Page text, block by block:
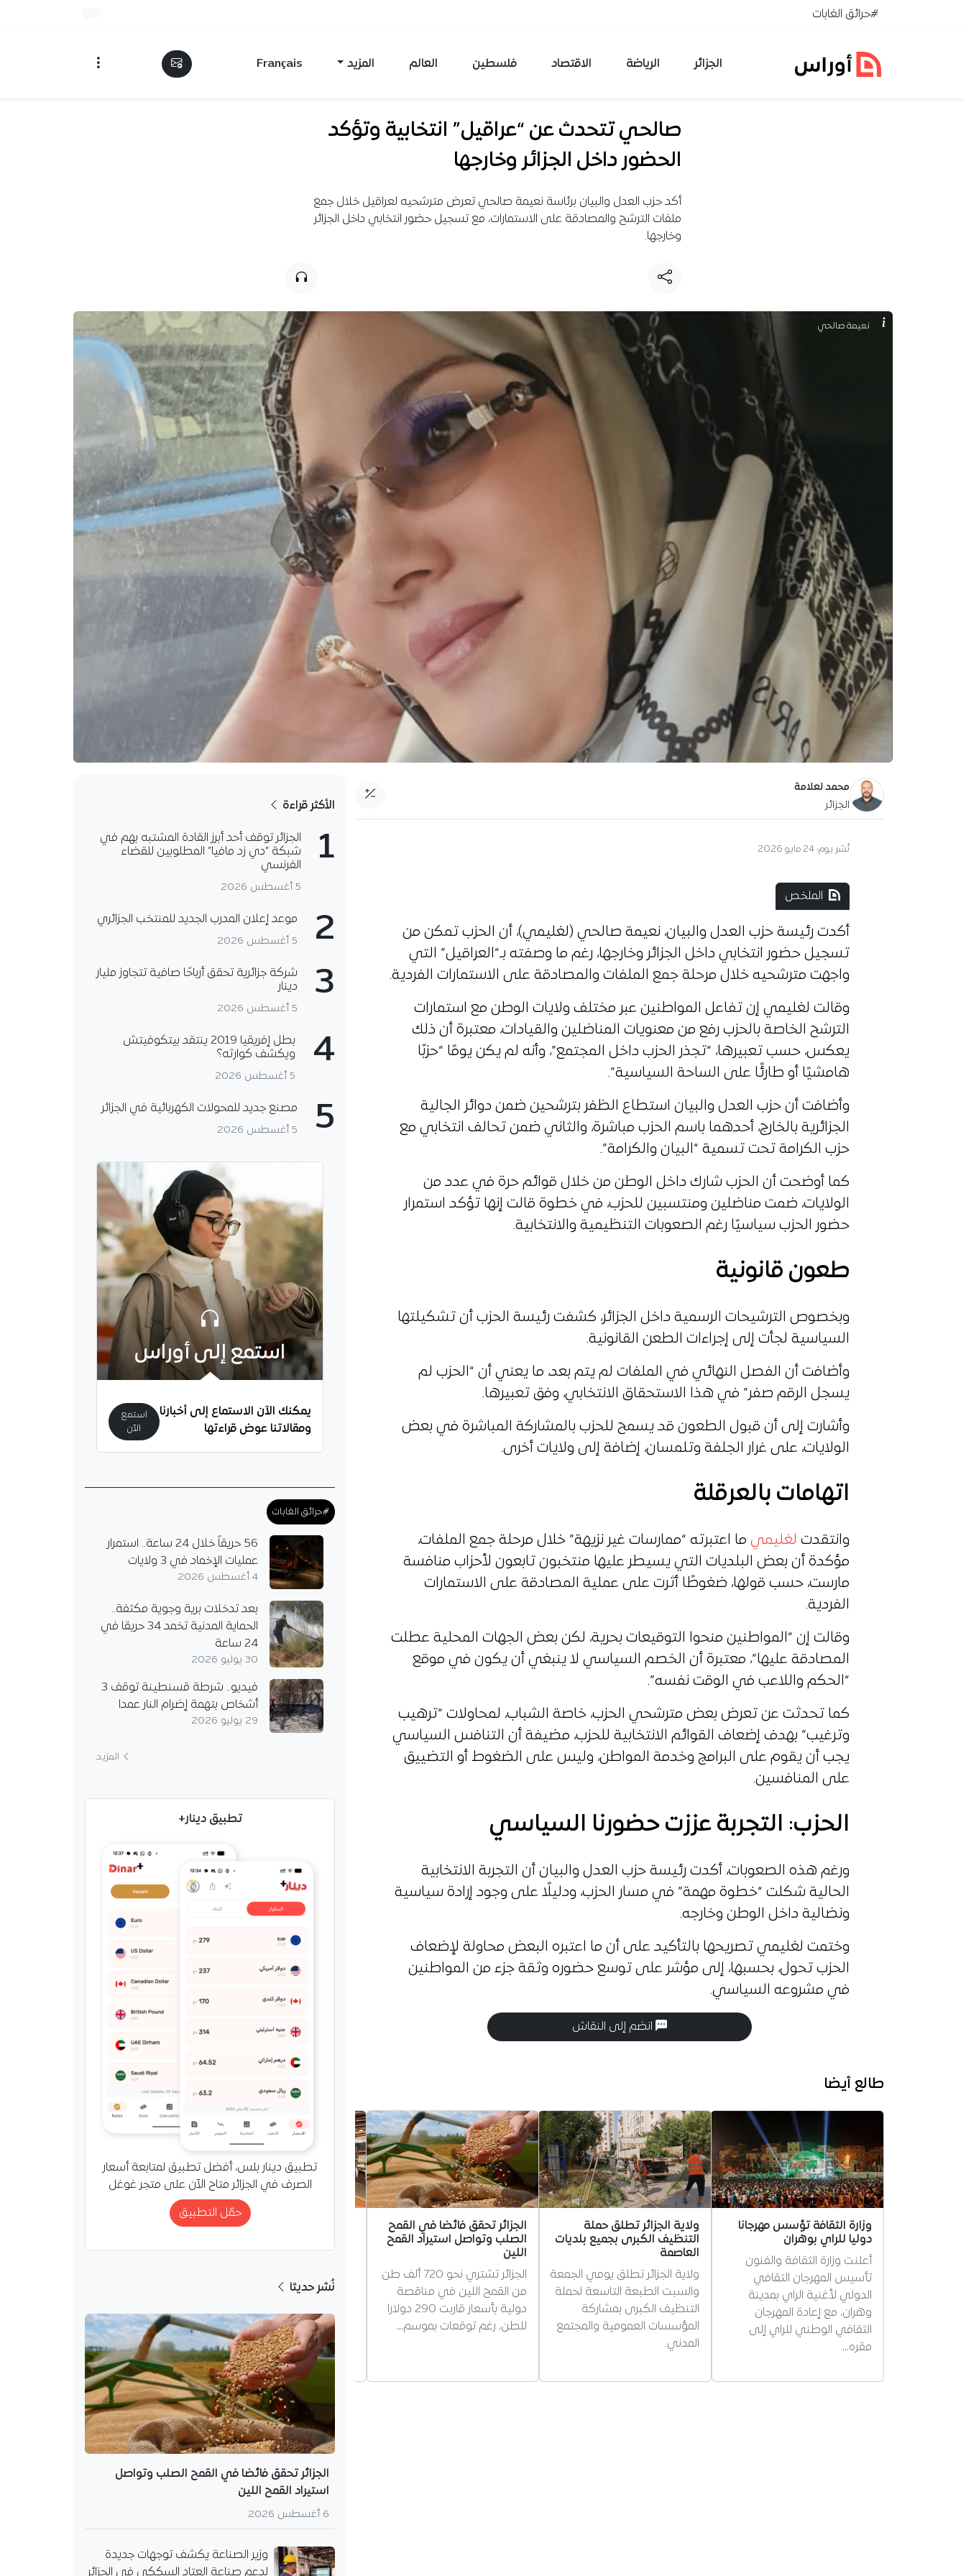
تخطي إلى المحتوى#حرائق الغابات
الجزائر الرياضة الاقتصاد فلسطين العالم المزيد Français
صالحي تتحدث عن “عراقيل” انتخابية وتؤكد
الحضور داخل الجزائر وخارجها
أكد حزب العدل والبيان برئاسة نعيمة صالحي تعرض مترشحيه لعراقيل خلال جمع
ملفات الترشح والمصادقة على الاستمارات، مع تسجيل حضور انتخابي داخل الجزائر
وخارجها.
نعيمة صالحي
محمد لعلامة
الجزائر
نُشر يوم: 24 مايو 2026
الملخص
أكدت رئيسة حزب العدل والبيان، نعيمة صالحي (لغليمي)، أن الحزب تمكن من
تسجيل حضور انتخابي داخل الجزائر وخارجها، رغم ما وصفته بـ“العراقيل” التي
واجهت مترشحيه خلال مرحلة جمع الملفات والمصادقة على الاستمارات الفردية.
وقالت لغليمي إن تفاعل المواطنين عبر مختلف ولايات الوطن مع استمارات
الترشح الخاصة بالحزب رفع من معنويات المناضلين والقيادات، معتبرة أن ذلك
يعكس، حسب تعبيرها، “تجذر الحزب داخل المجتمع”، وأنه لم يكن يومًا “حزبًا
هامشيًا أو طارئًا على الساحة السياسية”.
وأضافت أن حزب العدل والبيان استطاع الظفر بترشحين ضمن دوائر الجالية
الجزائرية بالخارج، أحدهما باسم الحزب مباشرة، والثاني ضمن تحالف انتخابي مع
حزب الكرامة تحت تسمية “البيان والكرامة”.
كما أوضحت أن الحزب شارك داخل الوطن من خلال قوائم حرة في عدد من
الولايات، ضمت مناضلين ومنتسبين للحزب، في خطوة قالت إنها تؤكد استمرار
حضور الحزب سياسيًا رغم الصعوبات التنظيمية والانتخابية.
طعون قانونية
وبخصوص الترشيحات الرسمية داخل الجزائر، كشفت رئيسة الحزب أن تشكيلتها
السياسية لجأت إلى إجراءات الطعن القانونية.
وأضافت أن الفصل النهائي في الملفات لم يتم بعد، ما يعني أن “الحزب لم
يسجل الرقم صفر” في هذا الاستحقاق الانتخابي، وفق تعبيرها.
وأشارت إلى أن قبول الطعون قد يسمح للحزب بالمشاركة المباشرة في بعض
الولايات، على غرار الجلفة وتلمسان، إضافة إلى ولايات أخرى.
اتهامات بالعرقلة
وانتقدت لغليمي ما اعتبرته “ممارسات غير نزيهة” خلال مرحلة جمع الملفات،
مؤكدة أن بعض البلديات التي يسيطر عليها منتخبون تابعون لأحزاب منافسة
مارست، حسب قولها، ضغوطًا أثرت على عملية المصادقة على الاستمارات
الفردية.
وقالت إن “المواطنين منحوا التوقيعات بحرية، لكن بعض الجهات المحلية عطلت
المصادقة عليها”، معتبرة أن الخصم السياسي لا ينبغي أن يكون في موقع
“الحكم واللاعب في الوقت نفسه”.
كما تحدثت عن تعرض بعض مترشحي الحزب، خاصة الشباب، لمحاولات “ترهيب
وترغيب” بهدف إضعاف القوائم الانتخابية للحزب، مضيفة أن التنافس السياسي
يجب أن يقوم على البرامج وخدمة المواطن، وليس على الضغوط أو التضييق
على المنافسين.
الحزب: التجربة عززت حضورنا السياسي
ورغم هذه الصعوبات، أكدت رئيسة حزب العدل والبيان أن التجربة الانتخابية
الحالية شكلت “خطوة مهمة” في مسار الحزب، ودليلًا على وجود إرادة سياسية
ونضالية داخل الوطن وخارجه.
وختمت لغليمي تصريحها بالتأكيد على أن ما اعتبره البعض محاولة لإضعاف
الحزب تحول، بحسبها، إلى مؤشر على توسع حضوره وثقة جزء من المواطنين
في مشروعه السياسي.
انضم إلى النقاش
طالع أيضا
وزارة الثقافة تؤسس مهرجانا
دوليا للراي بوهران
أعلنت وزارة الثقافة والفنون
تأسيس المهرجان الثقافي
الدولي لأغنية الراي بمدينة
وهران، مع إعادة المهرجان
الثقافي الوطني للراي إلى
مقره…
ولاية الجزائر تطلق حملة
التنظيف الكبرى بجميع بلديات
العاصمة
ولاية الجزائر تطلق يومي الجمعة
والسبت الطبعة التاسعة لحملة
التنظيف الكبرى بمشاركة
المؤسسات العمومية والمجتمع
المدني.
الجزائر تحقق فائضا في القمح
الصلب وتواصل استيراد القمح
اللين
الجزائر تشتري نحو 720 ألف طن
من القمح اللين في مناقصة
دولية بأسعار قاربت 290 دولارا
للطن، رغم توقعات بموسم…
وزير الصناعة يكشف توجهات
السككي في الجزائر
ضرورة تطوير صناعة العتاد
الوطني، عبر دعم مجمع
"فيروفيال" وتوسيع المناولة
والتكوين…
الأكثر قراءة
1
الجزائر توقف أحد أبرز القادة المشتبه بهم في
شبكة “دي زد مافيا” المطلوبين للقضاء
الفرنسي
5 أغسطس 2026
2 موعد إعلان المدرب الجديد للمنتخب الجزائري
5 أغسطس 2026
3
شركة جزائرية تحقق أرباحًا صافية تتجاوز مليار
دينار
5 أغسطس 2026
4
بطل إفريقيا 2019 ينتقد بيتكوفيتش
ويكشف كوارثه؟
5 أغسطس 2026
5 مصنع جديد للمحولات الكهربائية في الجزائر
5 أغسطس 2026
استمع إلى أوراس
يمكنك الآن الاستماع إلى أخبارنا
ومقالاتنا عوض قراءتها
استمع
الآن
#حرائق الغابات
56 حريقاً خلال 24 ساعة.. استمرار
عمليات الإخماد في 3 ولايات
4 أغسطس 2026
بعد تدخلات برية وجوية مكثفة..
الحماية المدنية تخمد 34 حريقا في
24 ساعة
30 يوليو 2026
فيديو.. شرطة قسنطينة توقف 3
أشخاص بتهمة إضرام النار عمدا
29 يوليو 2026
المزيد
تطبيق دينار+
تطبيق دينار بلس، أفضل تطبيق لمتابعة أسعار
الصرف في الجزائر متاح الآن على متجر غوغل
حمّل التطبيق
نُشر حديثا
الجزائر تحقق فائضا في القمح الصلب وتواصل
استيراد القمح اللين
6 أغسطس 2026
وزير الصناعة يكشف توجهات جديدة
لدعم صناعة العتاد السككي في الجزائر